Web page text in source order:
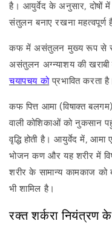
है। आयुर्वेद के अनुसार, दोषों
संतुलन बनाए रखना महत्वपूर्ण
कफ में असंतुलन मुख्य रूप से
असंतुलन अग्न्याशय की
चयापचय कोप्रभावित करता
कफ पित्त आमा (विषाक्त
वाली कोशिकाओं को नुकसान
वृद्धि होती है। आयुर्वेद में,
भोजन कण और यह शरीर में
शरीर के सामान्य कामकाज
भी शामिल है।
रक्त शर्करा नियंत्रण